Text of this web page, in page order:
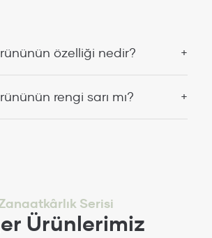
özelliği nedir?
rengi sarı mı?
Serisi
Ürünlerimiz